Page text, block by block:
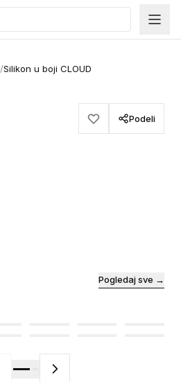
/Silikon u boji CLOUD
Podeli
Pogledaj sve →